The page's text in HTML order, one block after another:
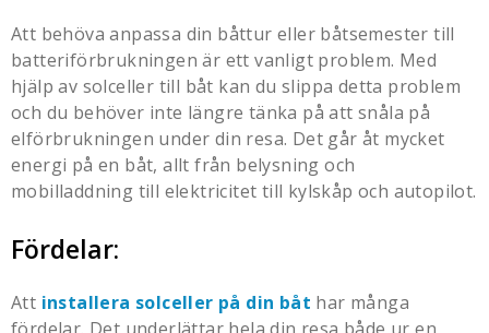
Att behöva anpassa din båttur eller båtsemester till
batteriförbrukningen är ett vanligt problem. Med
hjälp av solceller till båt kan du slippa detta problem
och du behöver inte längre tänka på att snåla på
elförbrukningen under din resa. Det går åt mycket
energi på en båt, allt från belysning och
mobilladdning till elektricitet till kylskåp och autopilot.
Fördelar:
Att installera solceller på din båt har många